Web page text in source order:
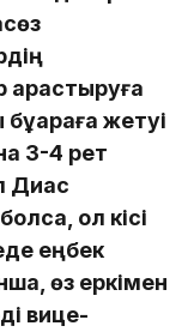
бұқараға жетуі
3-4 рет
Диас
ол кісі
еңбек
өз еркімен
вице-